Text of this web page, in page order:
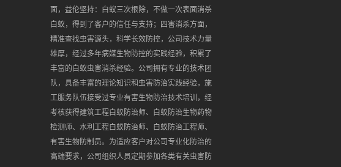
面，益伦坚持：白蚁三次根除，不做一次表面消杀
白蚁，得到了客户的信任与支持；四害消杀方面，
精准查找虫害源头，科学长效防控，公司技术力量
雄厚，经过多年病媒生物防控的实践经验，积累了
丰富的白蚁虫害消杀经验。公司拥有专业的技术团
队，具备丰富的理论知识和虫害防治实践经验，施
工服务队伍接受过专业有害生物防治技术培训，经
考核获得建筑工程白蚁防治师、白蚁防治生物药物
检测师、水利工程白蚁防治师、白蚁防治工程师、
有害生物防制员。为适应客户对公司专业化防治的
高端要求，公司组织人员定期参加各类有关虫害防